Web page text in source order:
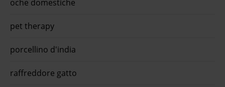
oche domestiche
pet therapy
porcellino d'india
raffreddore gatto